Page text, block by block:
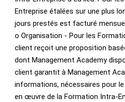
Entreprise étalées sur une plus
jours prestés est facturé
o Organisation - Pour les
client reçoit une proposition
dont Management Academy
client garantit à Management
informations, nécessaires pour
en œuvre de la Formation Intra-